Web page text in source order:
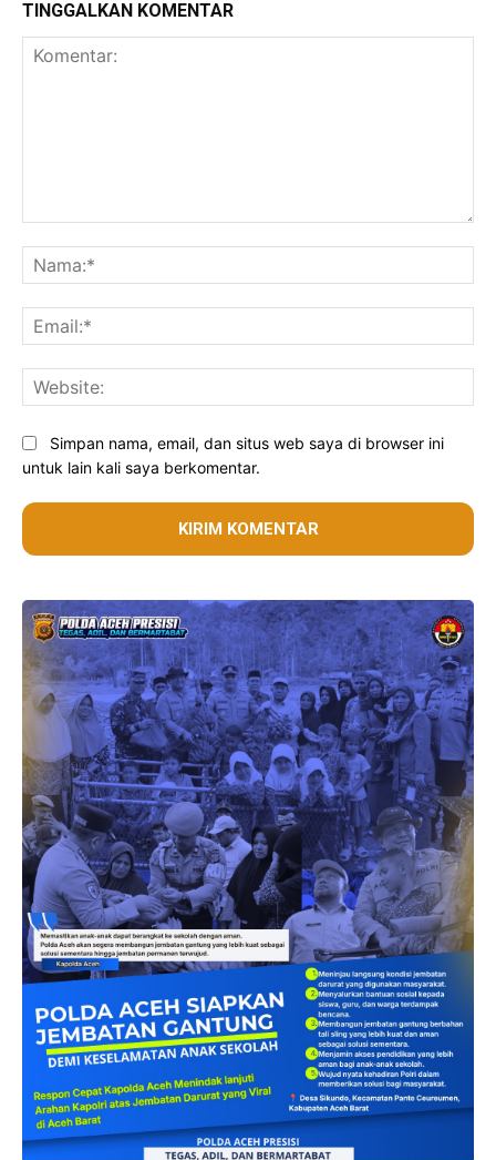
TINGGALKAN KOMENTAR
Simpan nama, email, dan situs web saya di browser ini
untuk lain kali saya berkomentar.